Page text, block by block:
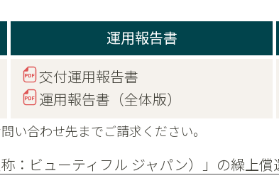
運用報告書
交付運用報告書
運用報告書（全体版）
い合わせ先までご請求ください。
：ビューティフル ジャパン）」の繰上